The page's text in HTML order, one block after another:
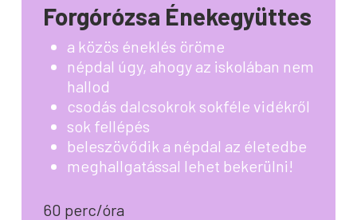
Forgórózsa Énekegyüttes
a közös éneklés öröme
népdal úgy, ahogy az iskolában nem
hallod
csodás dalcsokrok sokféle vidékről
sok fellépés
beleszövődik a népdal az életedbe
meghallgatással lehet bekerülni!
60 perc/óra